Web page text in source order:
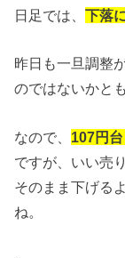
日足では、下落
昨日も一旦調整
のではないかと
なので、 107円
ですが、いい売
そのまま下げる
ね。